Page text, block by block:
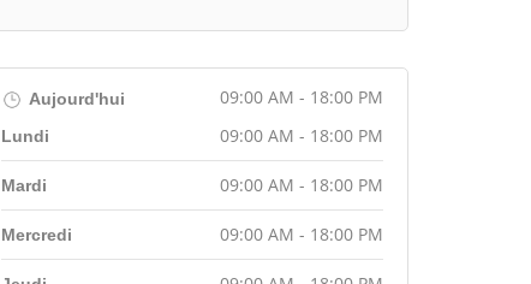
Aujourd'hui 09:00 AM - 18:00 PM
Lundi 09:00 AM - 18:00 PM
Mardi 09:00 AM - 18:00 PM
Mercredi 09:00 AM - 18:00 PM